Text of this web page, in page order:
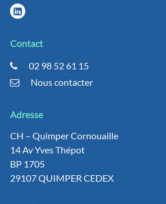
Contact
02 98 52 61 15
Nous contacter
Adresse
CH – Quimper Cornouaille
14 Av Yves Thépot
BP 1705
29107 QUIMPER CEDEX